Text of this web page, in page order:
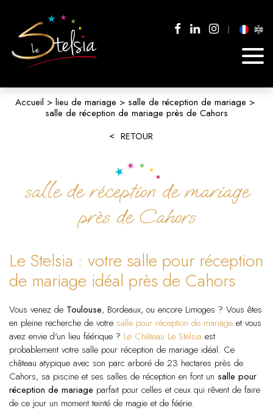
Accueil lieu de mariage
salle de réception de mariage
salle de réception de mariage près de Cahors
RETOUR
salle de réception de mariage
près de Cahors
Le Stelsia : votre salle pour réception
de mariage idéal près de Cahors
Vous venez de Toulouse, Bordeaux, ou encore Limoges ? Vous êtes
en pleine recherche de votre salle pour réception de mariage et vous
avez envie d'un lieu féérique ? Le Château Le Stelsia est
probablement votre salle pour réception de mariage idéal. Ce
château atypique avec son parc arboré de 23 hectares près de
Cahors, sa piscine et ses salles de réception en font un salle pour
réception de mariage parfait pour celles et ceux qui rêvent de faire
de ce jour un moment teinté de magie et de féérie.